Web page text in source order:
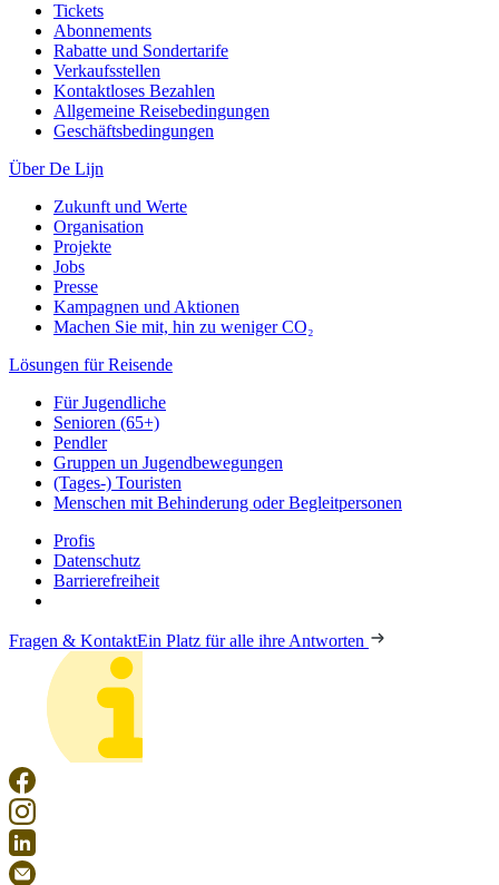
Tickets
Abonnements
Rabatte und Sondertarife
Verkaufsstellen
Kontaktloses Bezahlen
Allgemeine Reisebedingungen
Geschäftsbedingungen
Über De Lijn
Zukunft und Werte
Organisation
Projekte
Jobs
Presse
Kampagnen und Aktionen
Machen Sie mit, hin zu weniger CO₂
Lösungen für Reisende
Für Jugendliche
Senioren (65+)
Pendler
Gruppen un Jugendbewegungen
(Tages-) Touristen
Menschen mit Behinderung oder Begleitpersonen
Profis
Datenschutz
Barrierefreiheit
Fragen & KontaktEin Platz für alle ihre Antworten